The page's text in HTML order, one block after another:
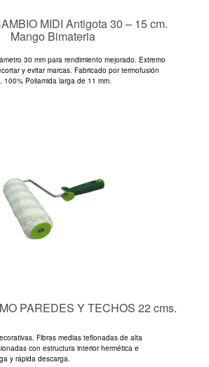
MIDI Antigota 30 – 15 cm.
Mango Bimateria
30 mm para rendimiento mejorado. Extremo
y evitar marcas. Fabricado por termofusión
100% Poliamida larga de 11 mm.
PAREDES Y TECHOS 22 cms.
Fibras medias teflonadas de alta
con estructura interior hermética e
y rápida descarga.